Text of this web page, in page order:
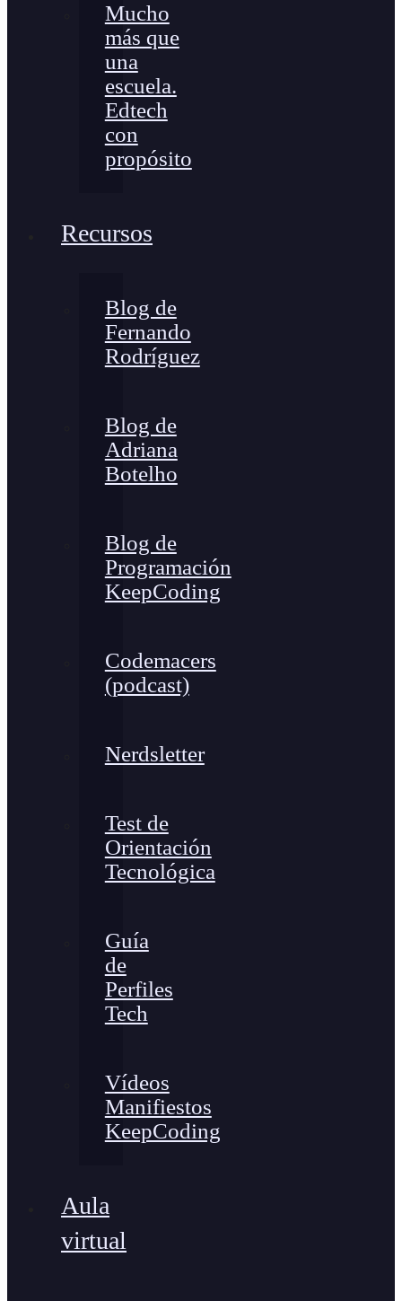
Mucho
más que
una
escuela.
Edtech
con
propósito
Recursos
Blog de
Fernando
Rodríguez
Blog de
Adriana
Botelho
Blog de
Programación
KeepCoding
Codemacers
(podcast)
Nerdsletter
Test de
Orientación
Tecnológica
Guía
de
Perfiles
Tech
Vídeos
Manifiestos
KeepCoding
Aula
virtual